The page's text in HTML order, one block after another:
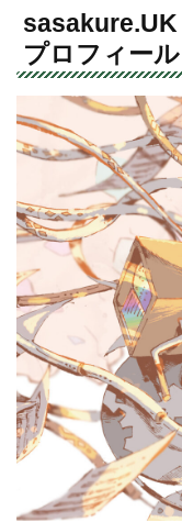
sasakure.UK
プロフィール